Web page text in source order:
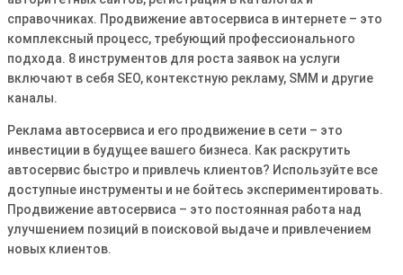
справочниках. Продвижение автосервиса в интернете – это
комплексный процесс, требующий профессионального
подхода. 8 инструментов для роста заявок на услуги
включают в себя SEO, контекстную рекламу, SMM и другие
каналы.
Реклама автосервиса и его продвижение в сети – это
инвестиции в будущее вашего бизнеса. Как раскрутить
автосервис быстро и привлечь клиентов? Используйте все
доступные инструменты и не бойтесь экспериментировать.
Продвижение автосервиса – это постоянная работа над
улучшением позиций в поисковой выдаче и привлечением
новых клиентов.